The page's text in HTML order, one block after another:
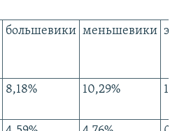
большевики меньшевики
8,18% 10,29%